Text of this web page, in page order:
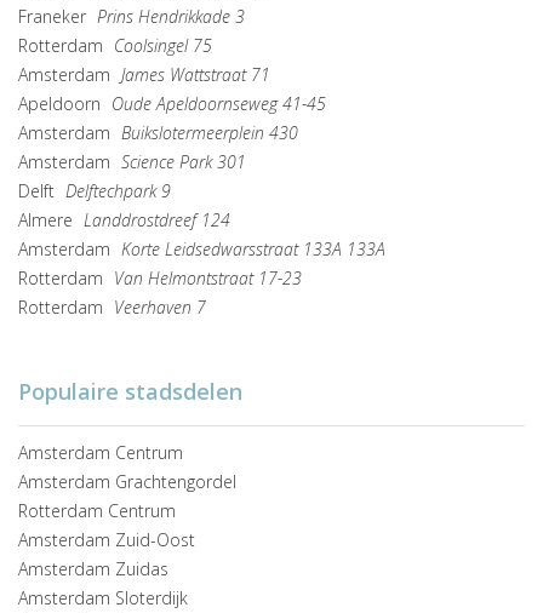
Franeker Prins Hendrikkade 3
Rotterdam Coolsingel 75
Amsterdam James Wattstraat 71
Apeldoorn Oude Apeldoornseweg 41-45
Amsterdam Buikslotermeerplein 430
Amsterdam Science Park 301
Delft Delftechpark 9
Almere Landdrostdreef 124
Amsterdam Korte Leidsedwarsstraat 133A 133A
Rotterdam Van Helmontstraat 17-23
Rotterdam Veerhaven 7
Populaire stadsdelen
Amsterdam Centrum
Amsterdam Grachtengordel
Rotterdam Centrum
Amsterdam Zuid-Oost
Amsterdam Zuidas
Amsterdam Sloterdijk